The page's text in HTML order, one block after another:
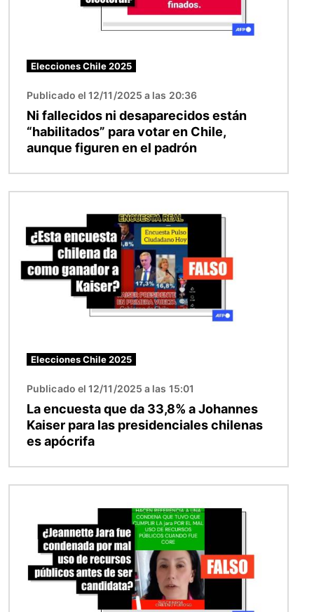
Elecciones Chile 2025
Publicado el 12/11/2025 a las 20:36
Ni fallecidos ni desaparecidos están
“habilitados” para votar en Chile,
aunque figuren en el padrón
Elecciones Chile 2025
Publicado el 12/11/2025 a las 15:01
La encuesta que da 33,8% a Johannes
Kaiser para las presidenciales chilenas
es apócrifa